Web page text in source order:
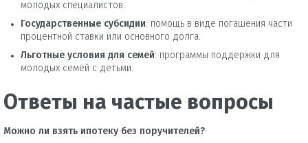
молодых специалистов.
Государственные субсидии: помощь в виде погашения части
процентной ставки или основного долга.
Льготные условия для семей: программы поддержки для
молодых семей с детьми.
Ответы на частые вопросы
Можно ли взять ипотеку без поручителей?